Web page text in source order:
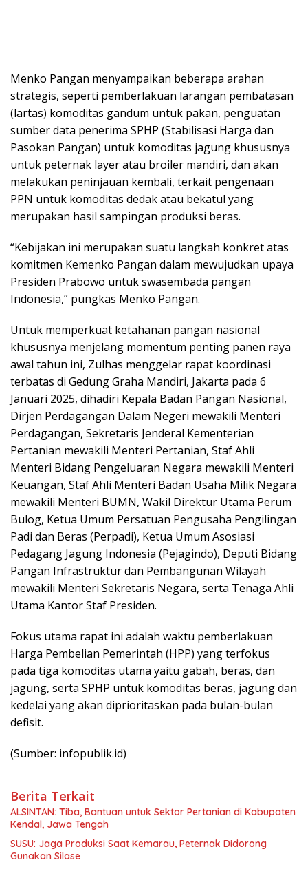
Menko Pangan menyampaikan beberapa arahan
strategis, seperti pemberlakuan larangan pembatasan
(lartas) komoditas gandum untuk pakan, penguatan
sumber data penerima SPHP (Stabilisasi Harga dan
Pasokan Pangan) untuk komoditas jagung khususnya
untuk peternak layer atau broiler mandiri, dan akan
melakukan peninjauan kembali, terkait pengenaan
PPN untuk komoditas dedak atau bekatul yang
merupakan hasil sampingan produksi beras.
“Kebijakan ini merupakan suatu langkah konkret atas
komitmen Kemenko Pangan dalam mewujudkan upaya
Presiden Prabowo untuk swasembada pangan
Indonesia,” pungkas Menko Pangan.
Untuk memperkuat ketahanan pangan nasional
khususnya menjelang momentum penting panen raya
awal tahun ini, Zulhas menggelar rapat koordinasi
terbatas di Gedung Graha Mandiri, Jakarta pada 6
Januari 2025, dihadiri Kepala Badan Pangan Nasional,
Dirjen Perdagangan Dalam Negeri mewakili Menteri
Perdagangan, Sekretaris Jenderal Kementerian
Pertanian mewakili Menteri Pertanian, Staf Ahli
Menteri Bidang Pengeluaran Negara mewakili Menteri
Keuangan, Staf Ahli Menteri Badan Usaha Milik Negara
mewakili Menteri BUMN, Wakil Direktur Utama Perum
Bulog, Ketua Umum Persatuan Pengusaha Pengilingan
Padi dan Beras (Perpadi), Ketua Umum Asosiasi
Pedagang Jagung Indonesia (Pejagindo), Deputi Bidang
Pangan Infrastruktur dan Pembangunan Wilayah
mewakili Menteri Sekretaris Negara, serta Tenaga Ahli
Utama Kantor Staf Presiden.
Fokus utama rapat ini adalah waktu pemberlakuan
Harga Pembelian Pemerintah (HPP) yang terfokus
pada tiga komoditas utama yaitu gabah, beras, dan
jagung, serta SPHP untuk komoditas beras, jagung dan
kedelai yang akan diprioritaskan pada bulan-bulan
defisit.
(Sumber: infopublik.id)
Berita Terkait
ALSINTAN: Tiba, Bantuan untuk Sektor Pertanian di Kabupaten
Kendal, Jawa Tengah
SUSU: Jaga Produksi Saat Kemarau, Peternak Didorong
Gunakan Silase